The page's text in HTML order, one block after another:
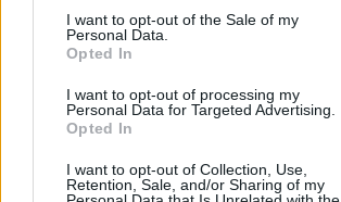
consent section.
I want to opt-out of the Sale of my
Personal Data.
Opted In
I want to opt-out of processing my
Personal Data for Targeted Advertising.
Opted In
I want to opt-out of Collection, Use,
Retention, Sale, and/or Sharing of my
Υποβολή σχολίου